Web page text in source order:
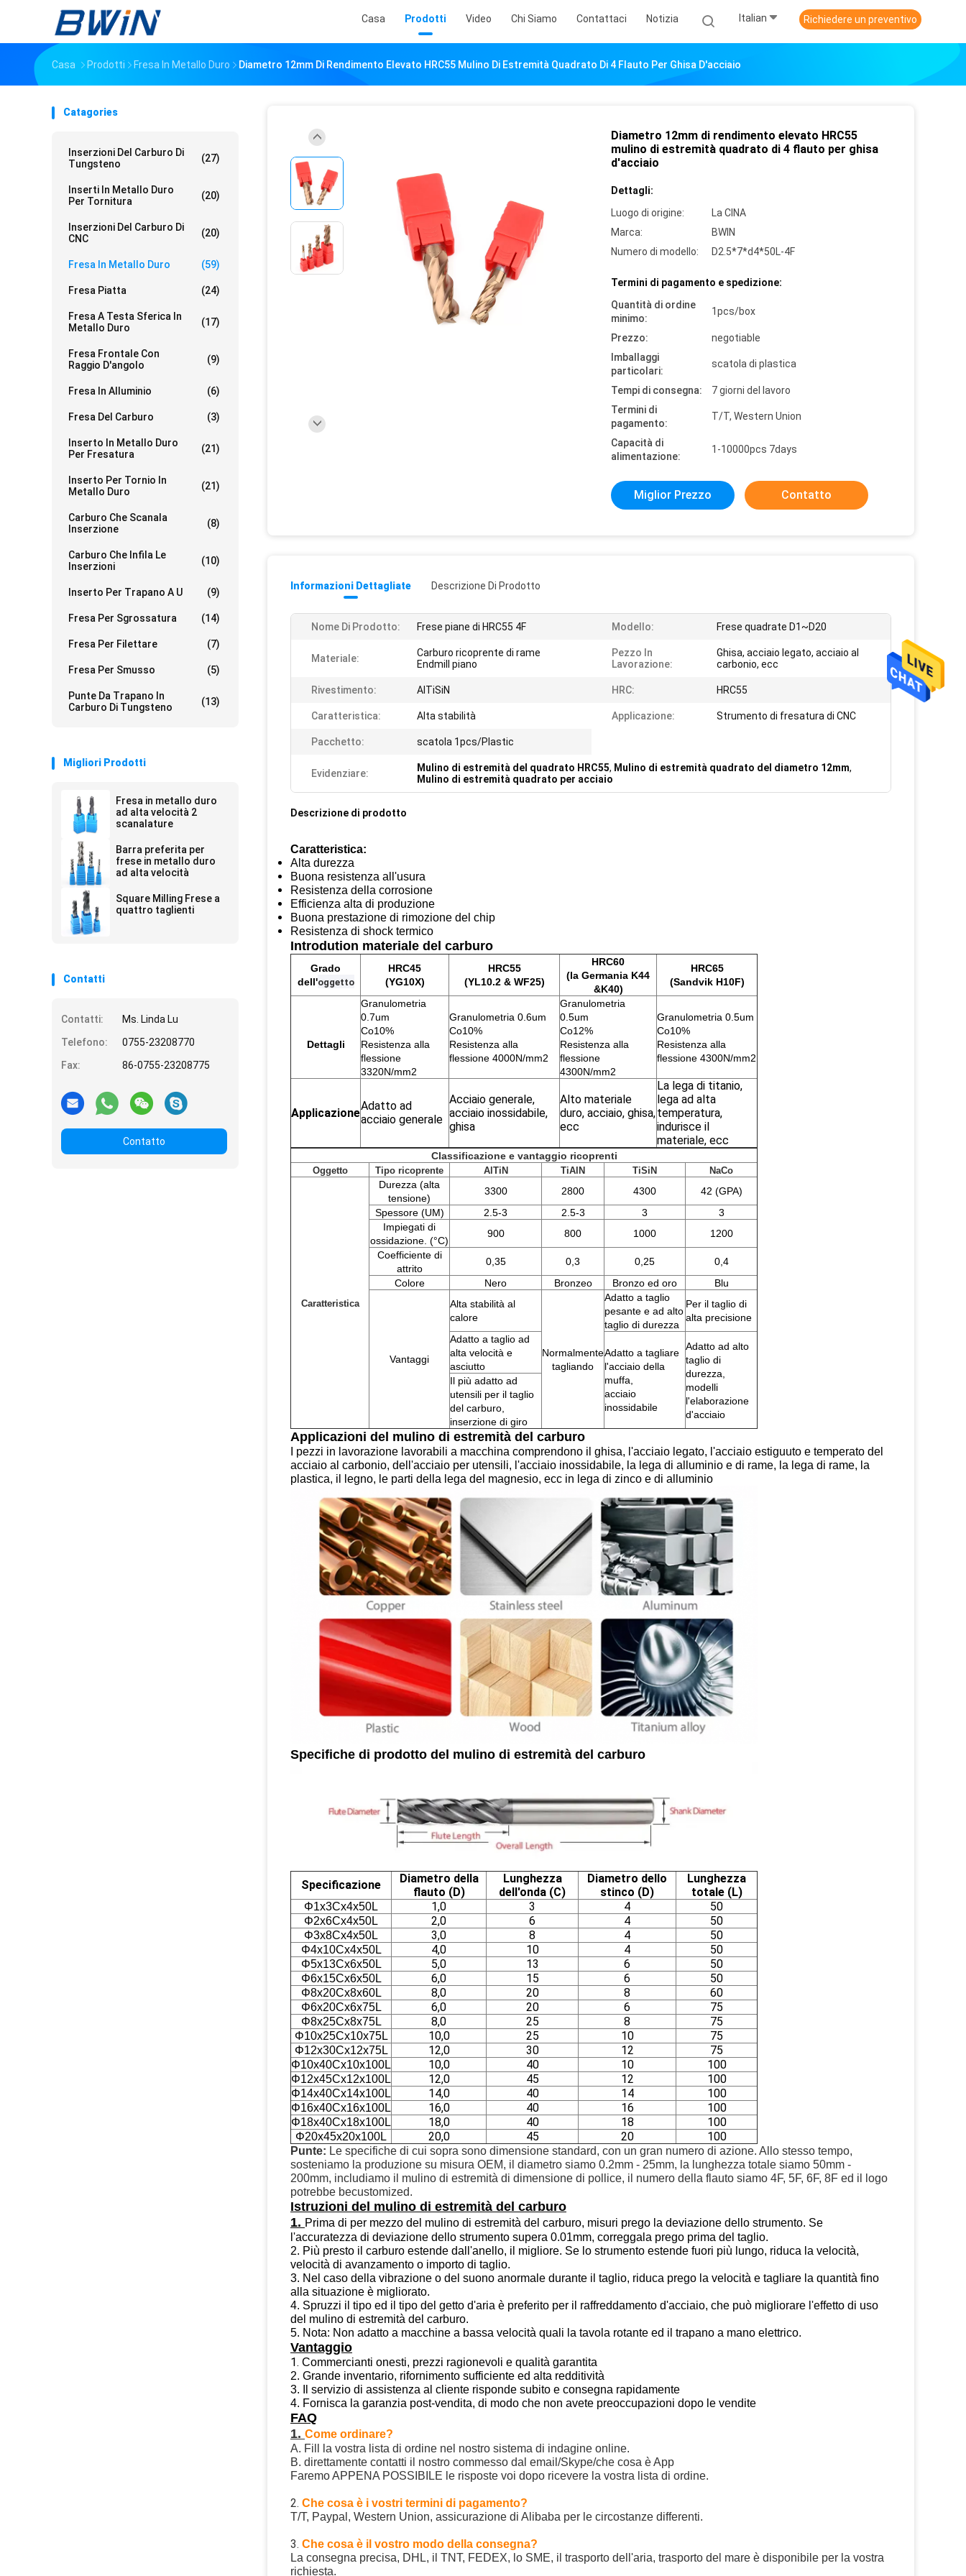
Casa Prodotti Video Chi Siamo Contattaci Notizia Italian Richiedere un preventivo
Casa Prodotti Fresa In Metallo Duro Diametro 12mm Di Rendimento Elevato HRC55 Mulino Di Estremità Quadrato Di 4 Flauto Per Ghisa D'acciaio
Catagories
Inserzioni Del Carburo Di
Tungsteno
(27)
Inserti In Metallo Duro
Per Tornitura
(20)
Inserzioni Del Carburo Di
CNC
(20)
Fresa In Metallo Duro (59)
Fresa Piatta (24)
Fresa A Testa Sferica In
Metallo Duro
(17)
Fresa Frontale Con
Raggio D'angolo
(9)
Fresa In Alluminio (6)
Fresa Del Carburo (3)
Inserto In Metallo Duro
Per Fresatura
(21)
Inserto Per Tornio In
Metallo Duro
(21)
Carburo Che Scanala
Inserzione
(8)
Carburo Che Infila Le
Inserzioni
(10)
Inserto Per Trapano A U (9)
Fresa Per Sgrossatura (14)
Fresa Per Filettare (7)
Fresa Per Smusso (5)
Punte Da Trapano In
Carburo Di Tungsteno
(13)
Migliori Prodotti
Fresa in metallo duro
ad alta velocità 2
scanalature
Barra preferita per
frese in metallo duro
ad alta velocità
Square Milling Frese a
quattro taglienti
Contatti
Contatti:
Ms. Linda Lu
Telefono:
0755-23208770
Fax:
86-0755-23208775
Contatto
Diametro 12mm di rendimento elevato HRC55
mulino di estremità quadrato di 4 flauto per ghisa
d'acciaio
Dettagli:
Luogo di origine:
La CINA
Marca:
BWIN
Numero di modello:
D2.5*7*d4*50L-4F
Termini di pagamento e spedizione:
Quantità di ordine
minimo:
1pcs/box
Prezzo:
negotiable
Imballaggi
particolari:
scatola di plastica
Tempi di consegna:
7 giorni del lavoro
Termini di
pagamento:
T/T, Western Union
Capacità di
alimentazione:
1-10000pcs 7days
Miglior Prezzo Contatto
Informazioni Dettagliate Descrizione Di Prodotto
Nome Di Prodotto: Frese piane di HRC55 4F Modello: Frese quadrate D1~D20
Materiale:
Carburo ricoprente di rame
Endmill piano
Pezzo In
Lavorazione:
Ghisa, acciaio legato, acciaio al
carbonio, ecc
Rivestimento: AlTiSiN HRC: HRC55
Caratteristica: Alta stabilità Applicazione: Strumento di fresatura di CNC
Pacchetto: scatola 1pcs/Plastic
Evidenziare: Mulino di estremità del quadrato HRC55, Mulino di estremità quadrato del diametro 12mm,
Mulino di estremità quadrato per acciaio
Descrizione di prodotto
Caratteristica:
Alta durezza
Buona resistenza all'usura
Resistenza della corrosione
Efficienza alta di produzione
Buona prestazione di rimozione del chip
Resistenza di shock termico
Introdution materiale del carburo
Grado
dell'oggetto
HRC45
(YG10X)
HRC55
(YL10.2 & WF25)
HRC60
(la Germania K44
&K40)
HRC65
(Sandvik H10F)
Dettagli
Granulometria
0.7um
Co10%
Resistenza alla
flessione
3320N/mm2
Granulometria 0.6um
Co10%
Resistenza alla
flessione 4000N/mm2
Granulometria
0.5um
Co12%
Resistenza alla
flessione
4300N/mm2
Granulometria 0.5um
Co10%
Resistenza alla
flessione 4300N/mm2
Applicazione
Adatto ad
acciaio generale
Acciaio generale,
acciaio inossidabile,
ghisa
Alto materiale
duro, acciaio, ghisa,
ecc
La lega di titanio,
lega ad alta
temperatura,
indurisce il
materiale, ecc
Classificazione e vantaggio ricoprenti
Oggetto Tipo ricoprente AlTiN TiAlN TiSiN NaCo
Caratteristica
Durezza (alta
tensione)
3300 2800 4300
42 (GPA)
Spessore (UM)
2.5-3 2.5-3 3
3
Impiegati di
ossidazione. (°C)
900 800 1000
1200
Coefficiente di
attrito
0,35 0,3 0,25
0,4
Colore
Nero Bronzeo Bronzo ed oro Blu
Vantaggi
Alta stabilità al
calore
Normalmente
tagliando
Adatto a taglio
pesante e ad alto
taglio di durezza
Per il taglio di
alta precisione
Adatto a taglio ad
alta velocità e
asciutto
Adatto a tagliare
l'acciaio della
muffa,
acciaio
inossidabile
Adatto ad alto
taglio di
durezza,
modelli
l'elaborazione
d'acciaio
Il più adatto ad
utensili per il taglio
del carburo,
inserzione di giro
Applicazioni del mulino di estremità del carburo
I pezzi in lavorazione lavorabili a macchina comprendono il ghisa, l'acciaio legato, l'acciaio estiguuto e temperato del
acciaio al carbonio, dell'acciaio per utensili, l'acciaio inossidabile, la lega di alluminio e di rame, la lega di rame, la
plastica, il legno, le parti della lega del magnesio, ecc in lega di zinco e di alluminio
Specifiche di prodotto del mulino di estremità del carburo
Specificazione
Diametro della
flauto (D)
Lunghezza
dell'onda (C)
Diametro dello
stinco (D)
Lunghezza
totale (L)
Φ1x3Cx4x50L 1,0 3 4 50
Φ2x6Cx4x50L 2,0 6 4 50
Φ3x8Cx4x50L 3,0 8 4 50
Φ4x10Cx4x50L 4,0 10 4 50
Φ5x13Cx6x50L 5,0 13 6 50
Φ6x15Cx6x50L 6,0 15 6 50
Φ8x20Cx8x60L 8,0 20 8 60
Φ6x20Cx6x75L 6,0 20 6 75
Φ8x25Cx8x75L 8,0 25 8 75
Φ10x25Cx10x75L 10,0 25 10 75
Φ12x30Cx12x75L 12,0 30 12 75
Φ10x40Cx10x100L 10,0 40 10 100
Φ12x45Cx12x100L 12,0 45 12 100
Φ14x40Cx14x100L 14,0 40 14 100
Φ16x40Cx16x100L 16,0 40 16 100
Φ18x40Cx18x100L 18,0 40 18 100
Φ20x45x20x100L 20,0 45 20 100
Punte: Le specifiche di cui sopra sono dimensione standard, con un gran numero di azione. Allo stesso tempo,
sosteniamo la produzione su misura OEM, il diametro siamo 0.2mm - 25mm, la lunghezza totale siamo 50mm -
200mm, includiamo il mulino di estremità di dimensione di pollice, il numero della flauto siamo 4F, 5F, 6F, 8F ed il logo
potrebbe becustomized.
Istruzioni del mulino di estremità del carburo
1. Prima di per mezzo del mulino di estremità del carburo, misuri prego la deviazione dello strumento. Se
l'accuratezza di deviazione dello strumento supera 0.01mm, correggala prego prima del taglio.
2. Più presto il carburo estende dall'anello, il migliore. Se lo strumento estende fuori più lungo, riduca la velocità,
velocità di avanzamento o importo di taglio.
3. Nel caso della vibrazione o del suono anormale durante il taglio, riduca prego la velocità e tagliare la quantità fino
alla situazione è migliorato.
4. Spruzzi il tipo ed il tipo del getto d'aria è preferito per il raffreddamento d'acciaio, che può migliorare l'effetto di uso
del mulino di estremità del carburo.
5. Nota: Non adatto a macchine a bassa velocità quali la tavola rotante ed il trapano a mano elettrico.
Vantaggio
1. Commercianti onesti, prezzi ragionevoli e qualità garantita
2. Grande inventario, rifornimento sufficiente ed alta redditività
3. Il servizio di assistenza al cliente risponde subito e consegna rapidamente
4. Fornisca la garanzia post-vendita, di modo che non avete preoccupazioni dopo le vendite
FAQ
1. Come ordinare?
A. Fill la vostra lista di ordine nel nostro sistema di indagine online.
B. direttamente contatti il nostro commesso dal email/Skype/che cosa è App
Faremo APPENA POSSIBILE le risposte voi dopo ricevere la vostra lista di ordine.
2. Che cosa è i vostri termini di pagamento?
T/T, Paypal, Western Union, assicurazione di Alibaba per le circostanze differenti.
3. Che cosa è il vostro modo della consegna?
La consegna precisa, DHL, il TNT, FEDEX, lo SME, il trasporto dell'aria, trasporto del mare è disponibile per la vostra
richiesta.